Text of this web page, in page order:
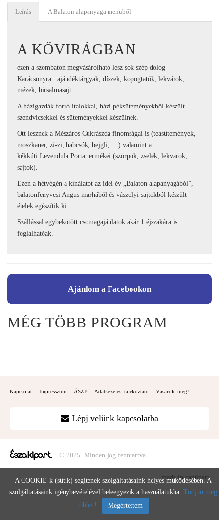
Leírás A Balaton alapanyaga menüből
A KŐVIRÁGBAN
ezen a szombaton megvásárolható lesz sok szép dolog
Karácsonyra: ajándéktárgyak, díszek, kopogtatók, lekvárok,
mézek, birsalmasajt.
A házigazdák forró italokkal, házi péksüteményekből készült
szendvicsekkel és süteményekkel készülnek.
Ott lesznek a Mészáros Cukrászda finomságai is (teasütemények,
moszkauer, zi-zi, habcsók, bejgli, …) valamint a
kékkúti Levendula Porta termékei (szörpök, zselék, lekvárok,
sajtok).
Ezen a hétvégén a kínálatot az idei év „Balaton alapanyagából”,
balatonfenyvesi Angus marhából és vászolyi sajtokból készült
ételek egészítik ki.
Szállással egybekötött csomagajánlatok akár 1 éjszakára is
foglalhatóak.
Ajánlom a Facebookon
MÉG TÖBB PROGRAM
Kapcsolat Impresszum ÁSZF Adatkezelési tájékoztató Vásárold meg!
Lépj velünk kapcsolatba
© 2025. Minden jog fenntartva
made in cantinart
A COOKIE-k (sütik) segítenek szolgáltatásaink helyes működésében. A
szolgáltatásaink igénybevételével beleegyezik a használatukba. Tudjon meg
többet!
Megértettem